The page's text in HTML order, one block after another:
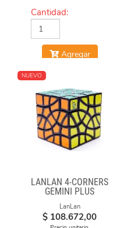
Cantidad:
Agregar
NUEVO
LANLAN 4-CORNERS
GEMINI PLUS
LanLan
$ 108.672,00